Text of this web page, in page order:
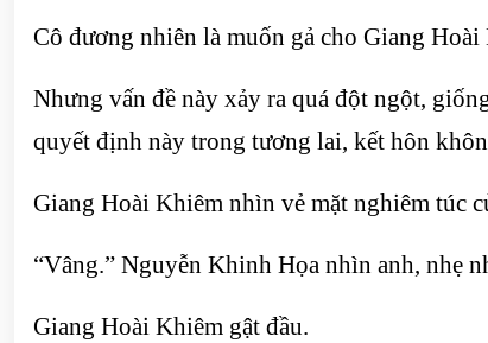
Cô đương nhiên là muốn gả cho Giang Hoài
Nhưng vấn đề này xảy ra quá đột ngột,
quyết định này trong tương lai, kết hôn
Giang Hoài Khiêm nhìn vẻ mặt nghiêm túc
“Vâng.” Nguyễn Khinh Họa nhìn anh, nhẹ
Giang Hoài Khiêm gật đầu.